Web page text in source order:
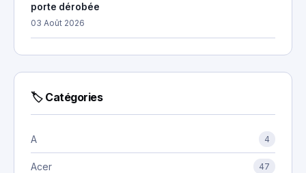
porte dérobée
03 Août 2026
🏷 Catégories
A 4
Acer 47